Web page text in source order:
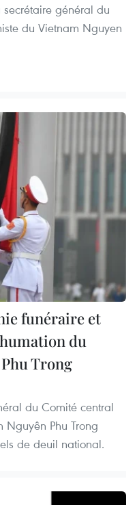
général du
du Vietnam Nguyen
funéraire et
du
Trong
du Comité central
Nguyên Phu Trong
de deuil national.